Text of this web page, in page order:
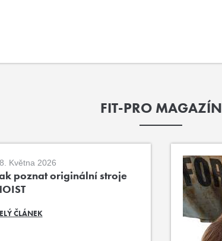
FIT-PRO MAGAZÍN
Května 2026
poznat originální stroje
ČLÁNEK